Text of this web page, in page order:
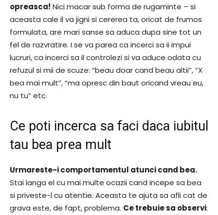
opreasca! Nici macar sub forma de rugaminte – si
aceasta cale il va jigni si cererea ta, oricat de frumos
formulata, are mari sanse sa aduca dupa sine tot un
fel de razvratire. I se va parea ca incerci sa ii impui
lucruri, ca incerci sa il controlezi si va aduce odata cu
refuzul si mii de scuze: “beau doar cand beau altii”, “X
bea mai mult”, “ma opresc din baut oricand vreau eu,
nu tu” etc.
Ce poti incerca sa faci daca iubitul
tau bea prea mult
Urmareste-i comportamentul atunci cand bea.
Stai langa el cu mai multe ocazii cand incepe sa bea
si priveste-l cu atentie. Aceasta te ajuta sa afli cat de
grava este, de fapt, problema. Ce trebuie sa observi: